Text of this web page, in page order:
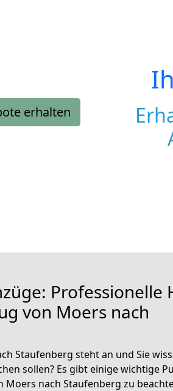
erhalten
Professionelle
von Moers nach
Staufenberg steht an und Sie
sollen? Es gibt einige wichtige
Moers nach Staufenberg zu